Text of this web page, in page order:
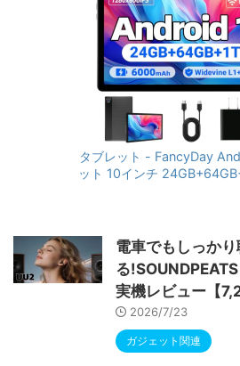
タブレット - FancyDay
ット 10インチ
RGBライト 児童守護 IPS画
電車でもしっかり
る
実機レビュー【
2026/7/23
ガジェット関連